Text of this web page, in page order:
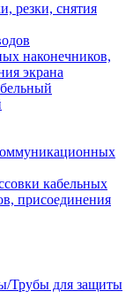
резки, снятия
наконечников,
экрана
кабельных
присоединения
Трубы для защиты